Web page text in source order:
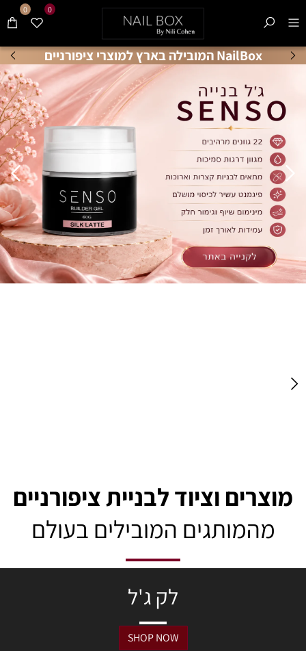
NailBox המובילה בארץ למוצרי ציפורניים
0 0
מוצרים וציוד לבניית ציפורניים
מהמותגים המובילים בעולם
לק ג'ל
SHOP NOW